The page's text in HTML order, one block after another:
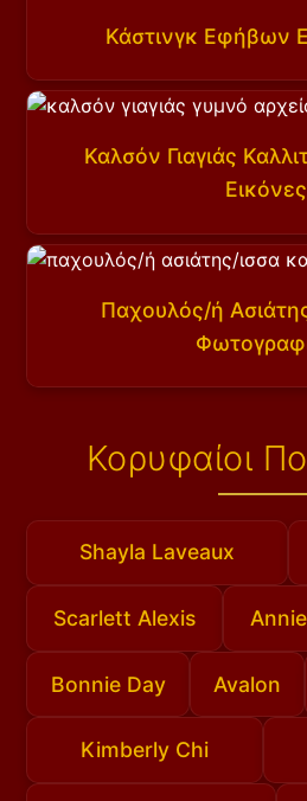
Κάστινγκ Εφήβων
Καλσόν Γιαγιάς
Εικόνες
Παχουλός/ή
Κορυφαίοι
Shayla Laveaux
Scarlett Alexis
Bonnie Day Avalon
Kimberly Chi